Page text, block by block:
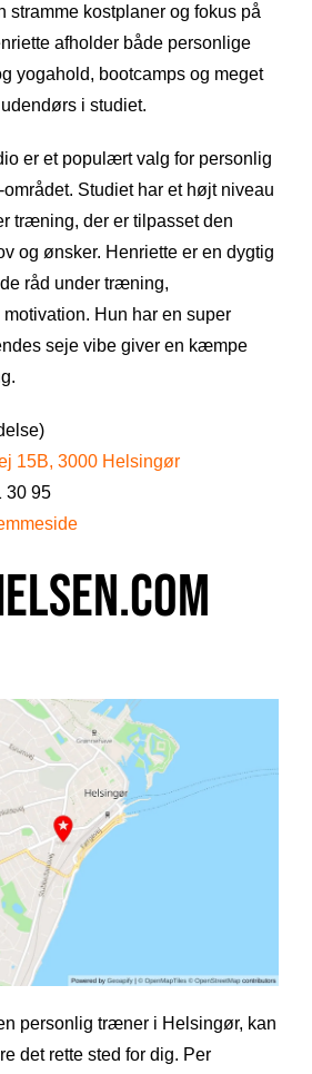
stramme kostplaner og fokus på
afholder både personlige
yogahold, bootcamps og meget
i studiet.
er et populært valg for personlig
Studiet har et højt niveau
træning, der er tilpasset den
og ønsker. Henriette er en dygtig
råd under træning,
Hun har en super
seje vibe giver en kæmpe
15B, 3000 Helsingør
30 95
personlig træner i Helsingør, kan
det rette sted for dig. Per